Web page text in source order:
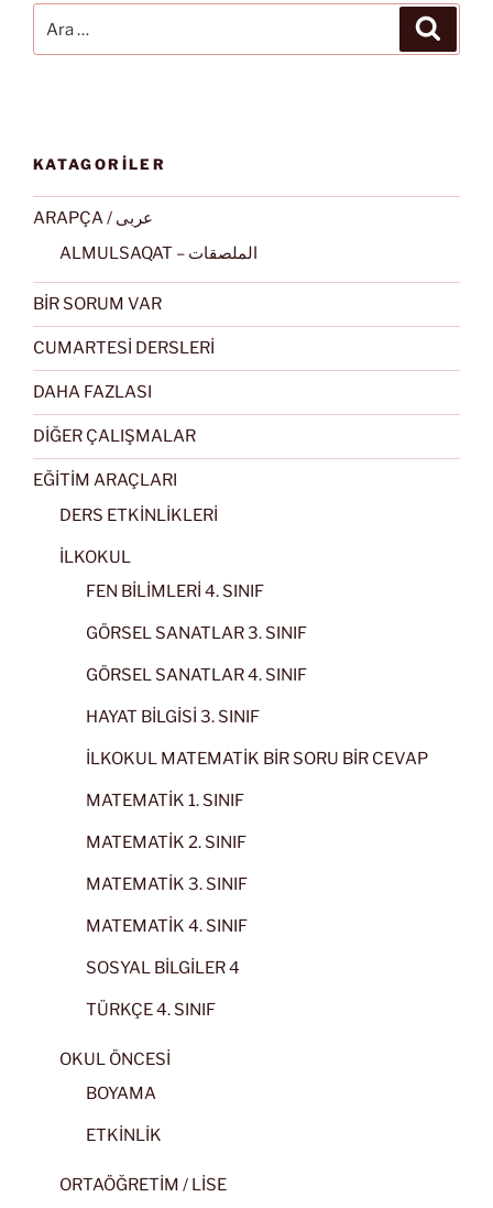
KATAGORİLER
ARAPÇA / عربى
ALMULSAQAT – الملصقات
BİR SORUM VAR
CUMARTESİ DERSLERİ
DAHA FAZLASI
DİĞER ÇALIŞMALAR
EĞİTİM ARAÇLARI
DERS ETKİNLİKLERİ
İLKOKUL
FEN BİLİMLERİ 4. SINIF
GÖRSEL SANATLAR 3. SINIF
GÖRSEL SANATLAR 4. SINIF
HAYAT BİLGİSİ 3. SINIF
İLKOKUL MATEMATİK BİR SORU BİR CEVAP
MATEMATİK 1. SINIF
MATEMATİK 2. SINIF
MATEMATİK 3. SINIF
MATEMATİK 4. SINIF
SOSYAL BİLGİLER 4
TÜRKÇE 4. SINIF
OKUL ÖNCESİ
BOYAMA
ETKİNLİK
ORTAÖĞRETİM / LİSE